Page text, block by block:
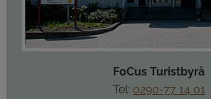
FoCus Turistbyrå
Tel: 0290-77 14 01